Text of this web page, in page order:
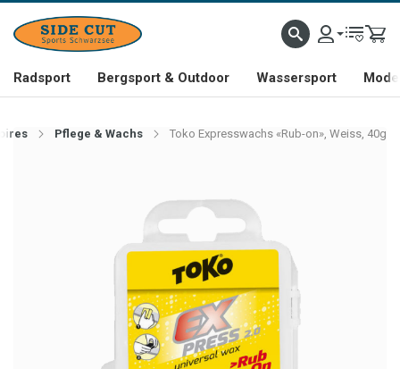
Radsport Bergsport & Outdoor Wassersport
Pflege & Wachs Toko Expresswachs «Rub-on», Weiss, 40g